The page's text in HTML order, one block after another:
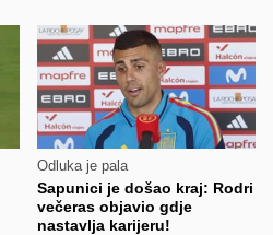
Odluka je pala
Sapunici je došao kraj: Rodri
večeras objavio gdje
nastavlja karijeru!